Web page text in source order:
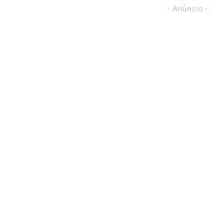
- Anúncio -